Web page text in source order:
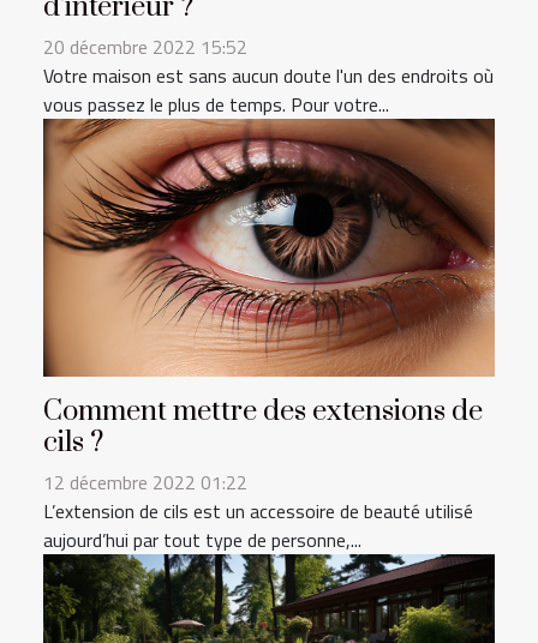
20 décembre 2022 15:52
Votre maison est sans aucun doute l'un des endroits où
vous passez le plus de temps. Pour votre...
Comment mettre des extensions de
cils ?
12 décembre 2022 01:22
L’extension de cils est un accessoire de beauté utilisé
aujourd’hui par tout type de personne,...